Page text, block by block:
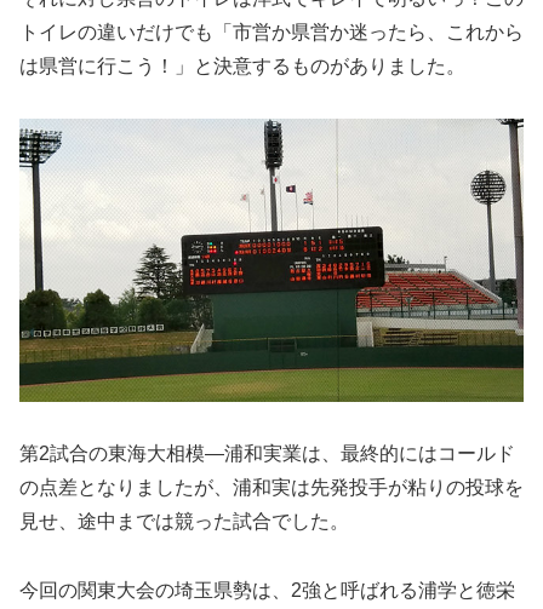
トイレの違いだけでも「市営か県営か迷ったら、これから
は県営に行こう！」と決意するものがありました。
第2試合の東海大相模―浦和実業は、最終的にはコールド
の点差となりましたが、浦和実は先発投手が粘りの投球を
見せ、途中までは競った試合でした。
今回の関東大会の埼玉県勢は、2強と呼ばれる浦学と徳栄